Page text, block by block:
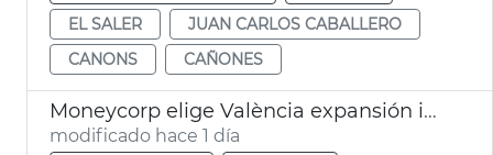
EL SALER
JUAN CARLOS CABALLERO
CANONS
CAÑONES
Moneycorp elige València expansión internacional
modificado hace 1 día